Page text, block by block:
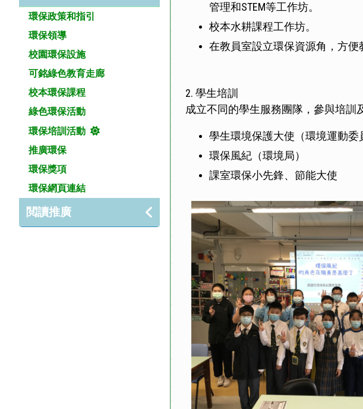
環保政策和指引
環保領導
校園環保設施
可銘綠色教育走廊
校本環保課程
綠色環保活動
環保培訓活動
推廣環保
環保獎項
環保網頁連結
閲讀推廣
管理和STEM等工作坊。
校本水耕課程工作坊。
在教員室設立環保資源角，方便
2. 學生培訓
成立不同的學生服務團隊，參與培訓
學生環境保護大使（環境運動委
環保風紀（環境局）
課室環保小先鋒、節能大使